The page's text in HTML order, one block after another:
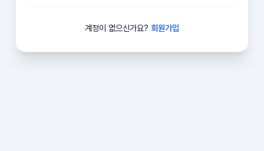
계정이 없으신가요? 회원가입